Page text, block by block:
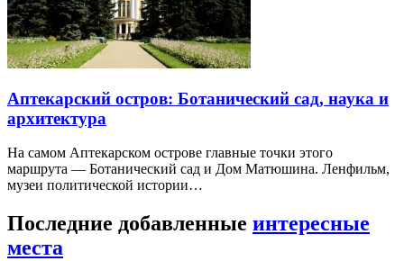
Аптекарский остров: Ботанический сад, наука и
архитектура
На самом Аптекарском острове главные точки этого
маршрута — Ботанический сад и Дом Матюшина. Ленфильм,
музеи политической истории…
Последние добавленные интересные
места